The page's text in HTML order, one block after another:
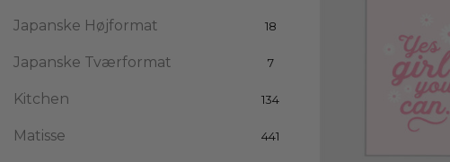
Japanske Højformat 18
Japanske Tværformat 7
Kitchen 134
Matisse 441